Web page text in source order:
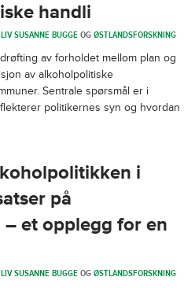
handli
LIV SUSANNE BUGGEOGØSTLANDSFORSKNING
av forholdet mellom plan og
av alkoholpolitiske
Sentrale spørsmål er i
politikernes syn og hvordan
i
på
et opplegg for en
LIV SUSANNE BUGGEOGØSTLANDSFORSKNING